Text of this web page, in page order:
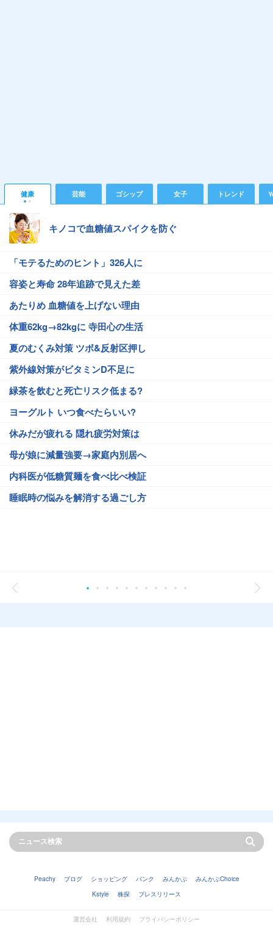
健康 芸能 ゴシップ 女子 トレンド
キノコで血糖値スパイクを防ぐ
「モテるためのヒント」326人に
容姿と寿命 28年追跡で見えた差
あたりめ 血糖値を上げない理由
体重62kg→82kgに 寺田心の生活
夏のむくみ対策 ツボ&反射区押し
紫外線対策がビタミンD不足に
緑茶を飲むと死亡リスク低まる?
ヨーグルト いつ食べたらいい?
休みだが疲れる 隠れ疲労対策は
母が娘に減量強要→家庭内別居へ
内科医が低糖質麺を食べ比べ検証
睡眠時の悩みを解消する過ごし方
Peachy ブログ ショッピング バンク みんかぶ
みんかぶChoice
Kstyle
株探 プレスリリース
運営会社 利用規約
プライバシーポリシー